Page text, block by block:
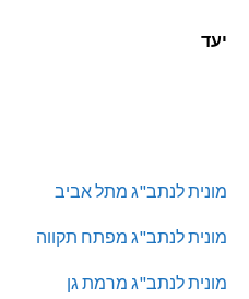
יעד
מונית לנתב"ג מתל אביב
מונית לנתב"ג מפתח תקווה
מונית לנתב"ג מרמת גן